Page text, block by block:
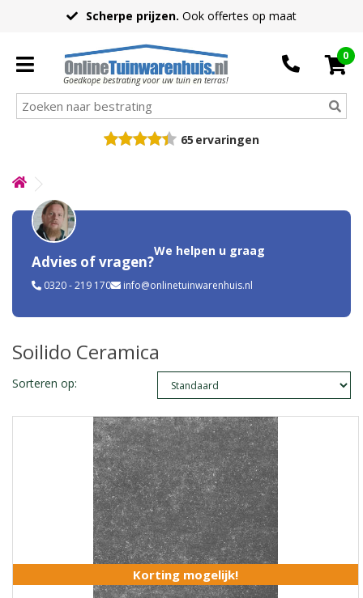
Scherpe prijzen. Ook offertes op maat
Goedkope bestrating voor uw tuin en terras!
0
65 ervaringen
Advies of vragen?
We helpen u graag
0320 - 219 170 info@onlinetuinwarenhuis.nl
Soilido Ceramica
Sorteren op:
Korting mogelijk!